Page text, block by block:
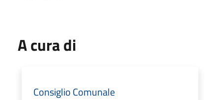
A cura di
Consiglio Comunale